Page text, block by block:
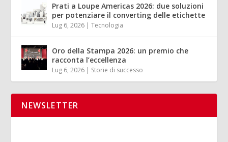
Prati a Loupe Americas 2026: due soluzioni
per potenziare il converting delle etichette
Lug 6, 2026 |Tecnologia
Oro della Stampa 2026: un premio che
racconta l’eccellenza
Lug 6, 2026 | Storie di successo
NEWSLETTER